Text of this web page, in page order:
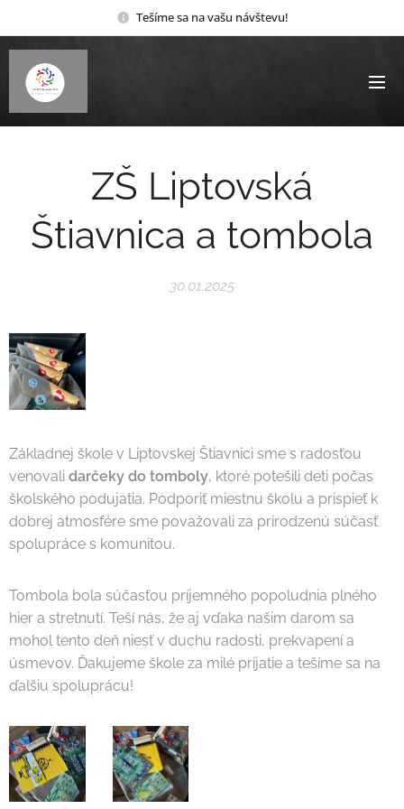
Tešíme sa na vašu návštevu!
ZŠ Liptovská
Štiavnica a tombola
30.01.2025
Základnej škole v Liptovskej Štiavnici sme s radosťou
venovali darčeky do tomboly, ktoré potešili deti počas
školského podujatia. Podporiť miestnu školu a prispieť k
dobrej atmosfére sme považovali za prirodzenú súčasť
spolupráce s komunitou.
Tombola bola súčasťou príjemného popoludnia plného
hier a stretnutí. Teší nás, že aj vďaka našim darom sa
mohol tento deň niesť v duchu radosti, prekvapení a
úsmevov. Ďakujeme škole za milé prijatie a tešíme sa na
ďalšiu spoluprácu!